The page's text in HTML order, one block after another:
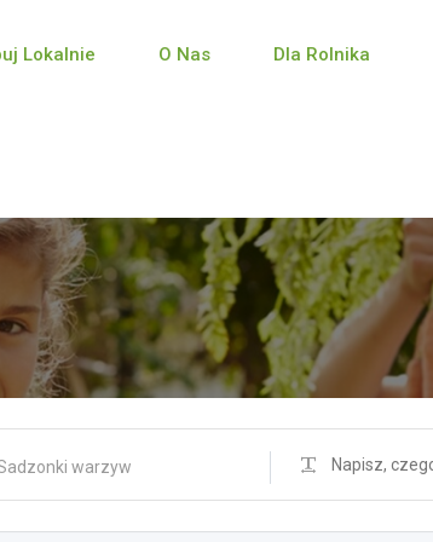
Lokalnie O Nas Dla Rolnika
warzyw